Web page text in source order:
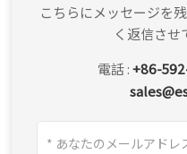
こちらにメッセージを
く返信させ
電話 : +86-